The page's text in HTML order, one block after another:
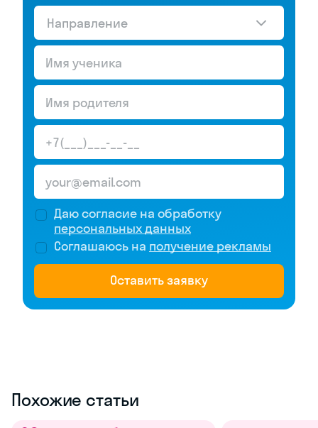
Направление
Даю согласие на обработку
персональных данных
Соглашаюсь на получение рекламы
Оставить заявку
Похожие статьи